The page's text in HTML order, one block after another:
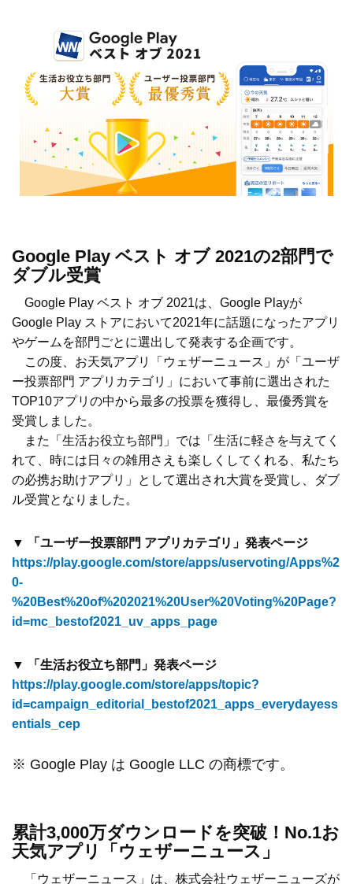
Google Play ベスト オブ 2021の2部門で
ダブル受賞
Google Play ベスト オブ 2021は、Google Playが
Google Play ストアにおいて2021年に話題になったアプリ
やゲームを部門ごとに選出して発表する企画です。
この度、お天気アプリ「ウェザーニュース」が「ユーザ
ー投票部門 アプリカテゴリ」において事前に選出された
TOP10アプリの中から最多の投票を獲得し、最優秀賞を
受賞しました。
また「生活お役立ち部門」では「生活に軽さを与えてく
れて、時には日々の雑用さえも楽しくしてくれる、私たち
の必携お助けアプリ」として選出され大賞を受賞し、ダブ
ル受賞となりました。
▼ 「ユーザー投票部門 アプリカテゴリ」発表ページ
https://play.google.com/store/apps/uservoting/Apps%2
0-
%20Best%20of%202021%20User%20Voting%20Page?
id=mc_bestof2021_uv_apps_page
▼ 「生活お役立ち部門」発表ページ
https://play.google.com/store/apps/topic?
id=campaign_editorial_bestof2021_apps_everydayess
entials_cep
※ Google Play は Google LLC の商標です。
累計3,000万ダウンロードを突破！No.1お
天気アプリ「ウェザーニュース」
「ウェザーニュース」は、株式会社ウェザーニューズが